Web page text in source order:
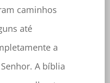
caminhos
até
a
A bíblia